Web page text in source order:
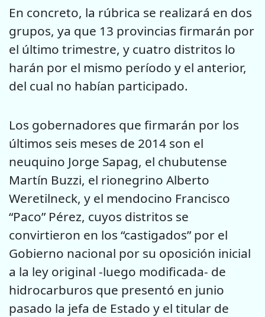
En concreto, la rúbrica se realizará en dos
grupos, ya que 13 provincias firmarán por
el último trimestre, y cuatro distritos lo
harán por el mismo período y el anterior,
del cual no habían participado.
Los gobernadores que firmarán por los
últimos seis meses de 2014 son el
neuquino Jorge Sapag, el chubutense
Martín Buzzi, el rionegrino Alberto
Weretilneck, y el mendocino Francisco
“Paco” Pérez, cuyos distritos se
convirtieron en los “castigados” por el
Gobierno nacional por su oposición inicial
a la ley original -luego modificada- de
hidrocarburos que presentó en junio
pasado la jefa de Estado y el titular de